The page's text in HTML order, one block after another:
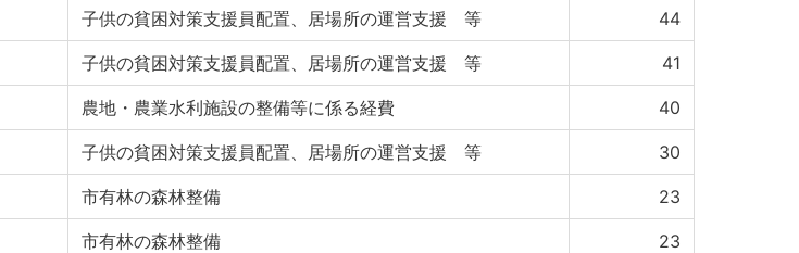
子供の貧困対策支援員配置、居場所の運営支援 等 44
子供の貧困対策支援員配置、居場所の運営支援 等 41
農地・農業水利施設の整備等に係る経費 40
子供の貧困対策支援員配置、居場所の運営支援 等 30
市有林の森林整備 23
市有林の森林整備 23